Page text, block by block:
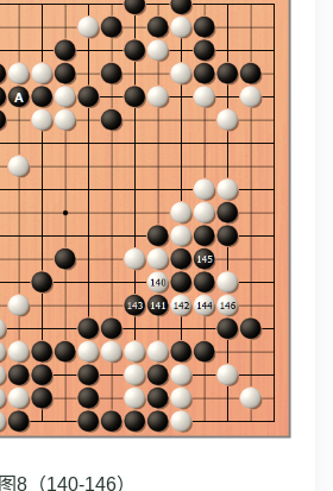
图8（140-146）